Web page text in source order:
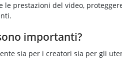
prestazioni del video,
importanti?
sia per i creatori sia per gli